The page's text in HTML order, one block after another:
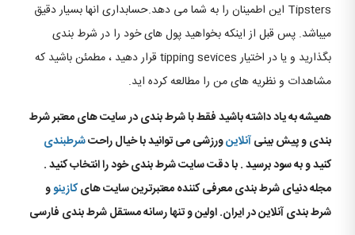
Tipsters این اطمینان را به شما می دهد.حسابداری انها بسیار دقیق
میباشد. پس قبل از اینکه بخواهید پول های خود را در شرط بندی
بگذارید و یا در اختیار tipping sevices قرار دهید ، مطمئن باشید که
مشاهدات و نظریه های من را مطالعه کرده اید.
همیشه به یاد داشته باشید فقط با شرط بندی در سایت های معتبر شرط
بندی و پیش بینیآنلاینورزشی می توانید با خیال راحتشرطبندی
کنید و به سود برسید . با دقت سایت شرط بندی خود را انتخاب کنید .
مجله دنیای شرط بندی معرفی کننده معتبرترین سایت هایکازینوو
شرط بندی آنلاین در ایران. اولین و تنها رسانه مستقل شرط بندی فارسی